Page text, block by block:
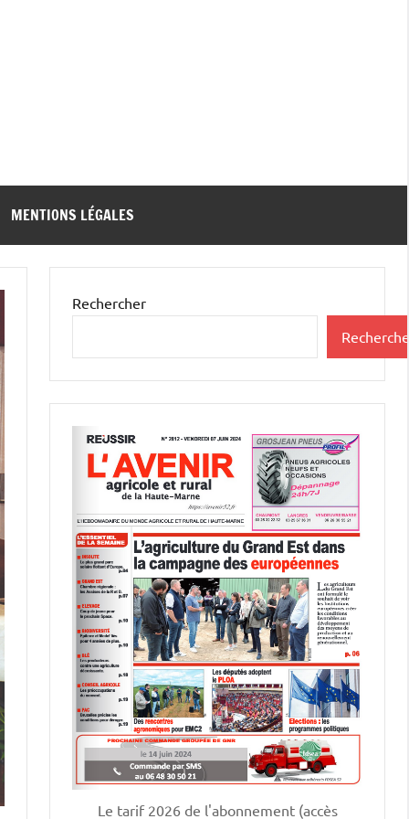
MENTIONS LÉGALES
Rechercher
Le tarif 2026 de l'abonnement (accès